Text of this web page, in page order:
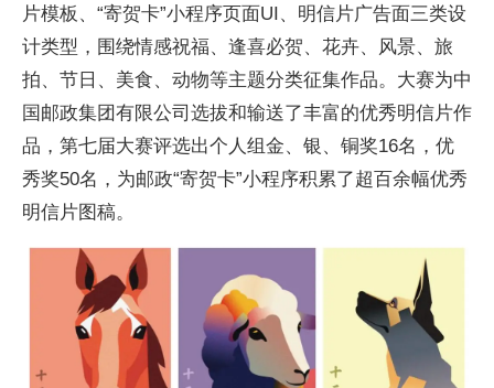
片模板、“寄贺卡”小程序页面UI、明信片广告面三类设
计类型，围绕情感祝福、逢喜必贺、花卉、风景、旅
拍、节日、美食、动物等主题分类征集作品。大赛为中
国邮政集团有限公司选拔和输送了丰富的优秀明信片作
品，第七届大赛评选出个人组金、银、铜奖16名，优
秀奖50名，为邮政“寄贺卡”小程序积累了超百余幅优秀
明信片图稿。